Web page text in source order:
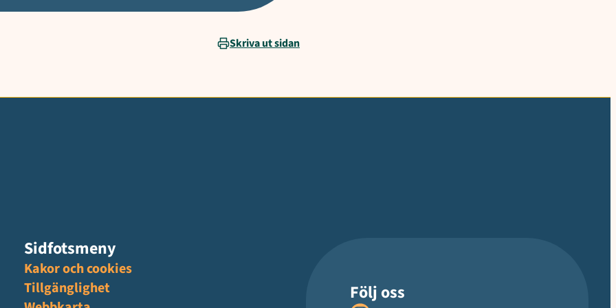
Skriva ut sidan
Sidfotsmeny
Kakor och cookies
Tillgänglighet
Följ oss